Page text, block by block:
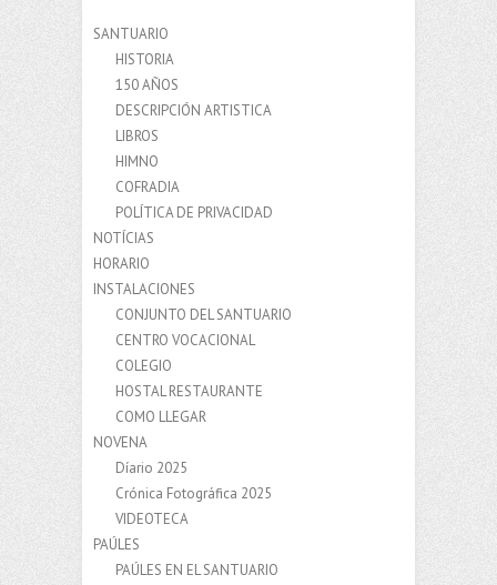
SANTUARIO
HISTORIA
150 AÑOS
DESCRIPCIÓN ARTISTICA
LIBROS
HIMNO
COFRADIA
POLÍTICA DE PRIVACIDAD
NOTÍCIAS
HORARIO
INSTALACIONES
CONJUNTO DEL SANTUARIO
CENTRO VOCACIONAL
COLEGIO
HOSTAL RESTAURANTE
COMO LLEGAR
NOVENA
Díario 2025
Crónica Fotográfica 2025
VIDEOTECA
PAÚLES
PAÚLES EN EL SANTUARIO